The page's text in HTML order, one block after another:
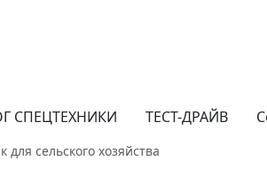
СПЕЦТЕХНИКИ ТЕСТ-ДРАЙВ
для сельского хозяйства